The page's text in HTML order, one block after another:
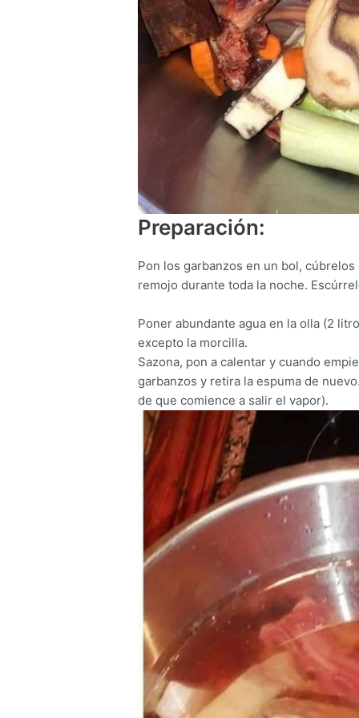
Preparación:
Pon los garbanzos en un bol,
remojo durante toda la noche.
Poner abundante agua en la olla (2
excepto la morcilla.
Sazona, pon a calentar y cuando
garbanzos y retira la espuma de
de que comience a salir el vapor).